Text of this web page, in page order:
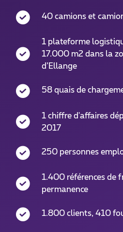
40 camions et
1 plateforme
17.000 m2 dans la
d’Ellange
58 quais de
1 chiffre d'affaires
2017
250 personnes
1.400 références de
permanence
1.800 clients, 410